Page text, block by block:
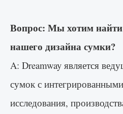
Вопрос: Мы хотим найти
нашего дизайна сумки?
A: Dreamway является
сумок с
исследования,